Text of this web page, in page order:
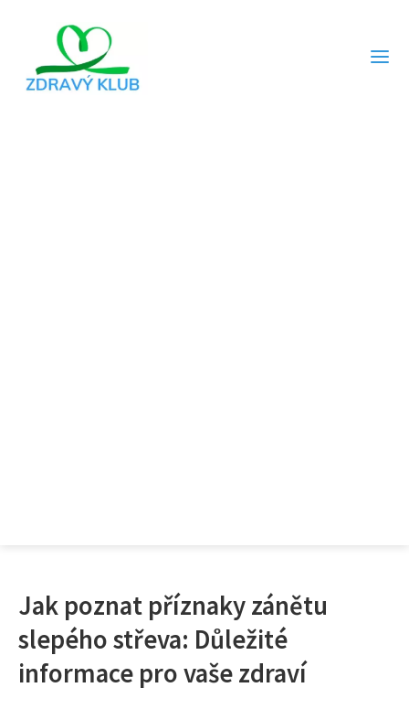
Jak poznat příznaky zánětu
slepého střeva: Důležité
informace pro vaše zdraví